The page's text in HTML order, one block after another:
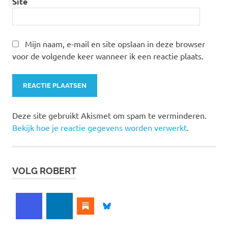
Mijn naam, e-mail en site opslaan in deze browser
voor de volgende keer wanneer ik een reactie plaats.
Deze site gebruikt Akismet om spam te verminderen.
Bekijk hoe je reactie gegevens worden verwerkt.
VOLG ROBERT